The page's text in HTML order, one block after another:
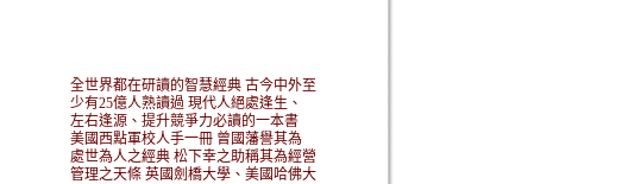
全世界都在研讀的智慧經典 古今中外至
少有25億人熟讀過 現代人絕處逢生、
左右逢源、提升競爭力必讀的一本書
美國西點軍校人手一冊 曾國藩譽其為
處世為人之經典 松下幸之助稱其為經營
管理之天條 英國劍橋大學、美國哈佛大